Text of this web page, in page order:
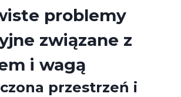
problemy
związane z
i wagą
przestrzeń i